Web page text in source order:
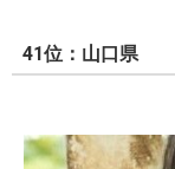
41位：山口県